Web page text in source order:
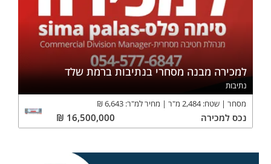
למכירה מבנה מסחרי בנתיבות ברמת שלד
נתיבות
מסחר
שטח:2,484 מ"ר מחיר למ"ר: 6,643
₪
נכס למכירה 16,500,000
₪